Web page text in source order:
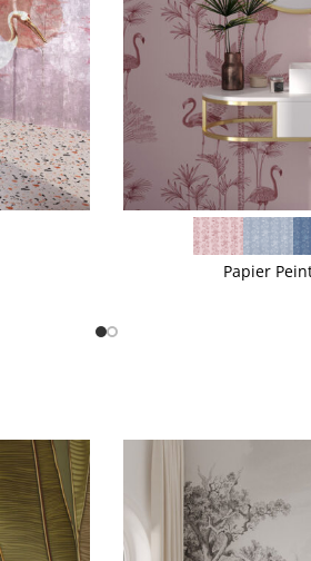
VOIR PLUS
Papier